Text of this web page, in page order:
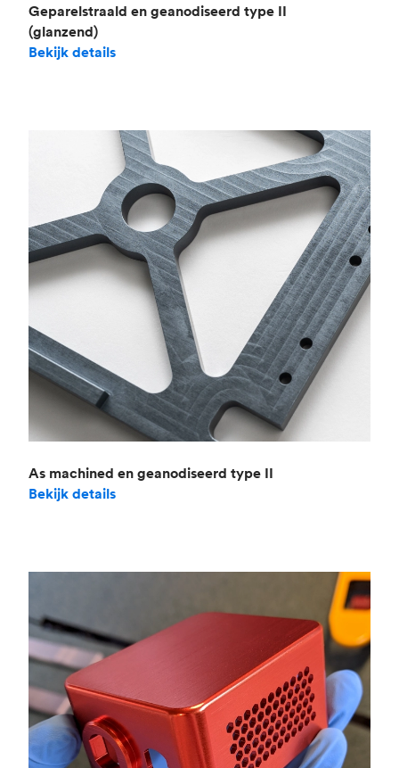
Geparelstraald en geanodiseerd type II
(glanzend)
Bekijk details
As machined en geanodiseerd type II
Bekijk details